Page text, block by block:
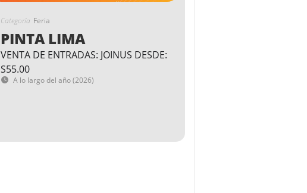
Categoría Feria
PINTA LIMA
VENTA DE ENTRADAS: JOINUS DESDE:
S55.00
A lo largo del año (2026)